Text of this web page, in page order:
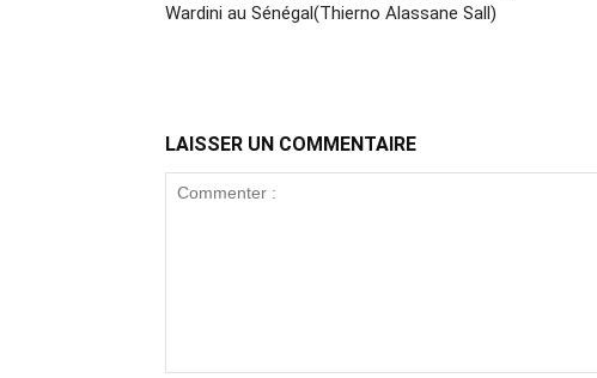
Wardini au Sénégal(Thierno Alassane Sall)
LAISSER UN COMMENTAIRE